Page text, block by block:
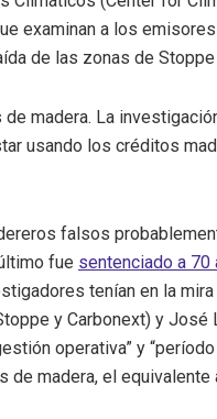
examinan a los
de las zonas de
madera. La
usando los créditos
falsos
fue sentenciado a 70
tenían en la
y Carbonext) y José
operativa” y
madera, el